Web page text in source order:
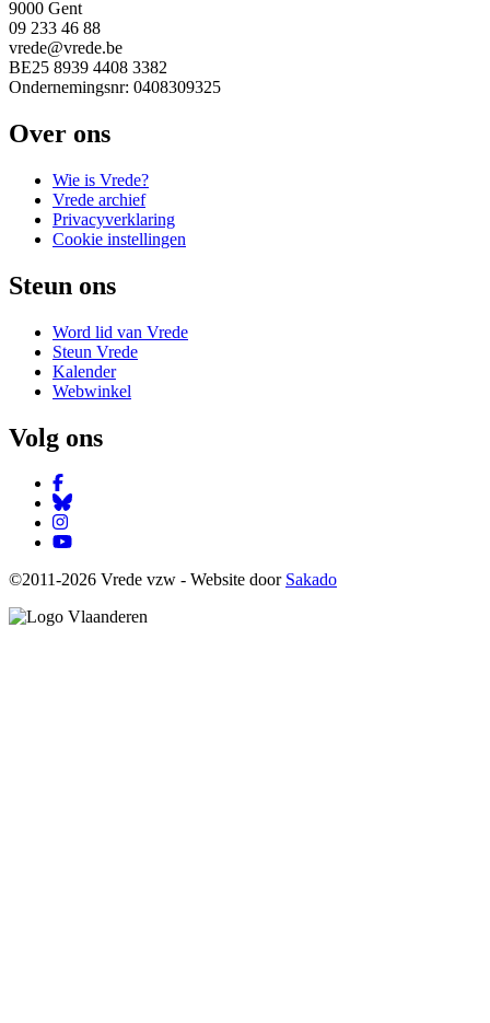
9000 Gent
09 233 46 88
vrede@vrede.be
BE25 8939 4408 3382
Ondernemingsnr: 0408309325
Over ons
Wie is Vrede?
Vrede archief
Privacyverklaring
Cookie instellingen
Steun ons
Word lid van Vrede
Steun Vrede
Kalender
Webwinkel
Volg ons
©2011-2026 Vrede vzw - Website door Sakado
Image